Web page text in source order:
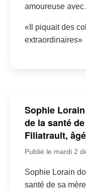
amoureuse
«Il piquait des
extraordinaires»
Sophie
de la santé
Filiatrault,
Publié le mardi 2
Sophie Lorain
santé de sa